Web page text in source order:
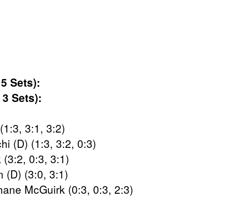
Sets):
Sets):
3:1, 3:2)
(D) (1:3, 3:2, 0:3)
0:3, 3:1)
(D) (3:0, 3:1)
McGuirk (0:3, 0:3, 2:3)